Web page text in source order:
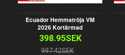
Ecuador Hemmatröja VM
2026 Kortärmad
398.95SEK
997.42SEK